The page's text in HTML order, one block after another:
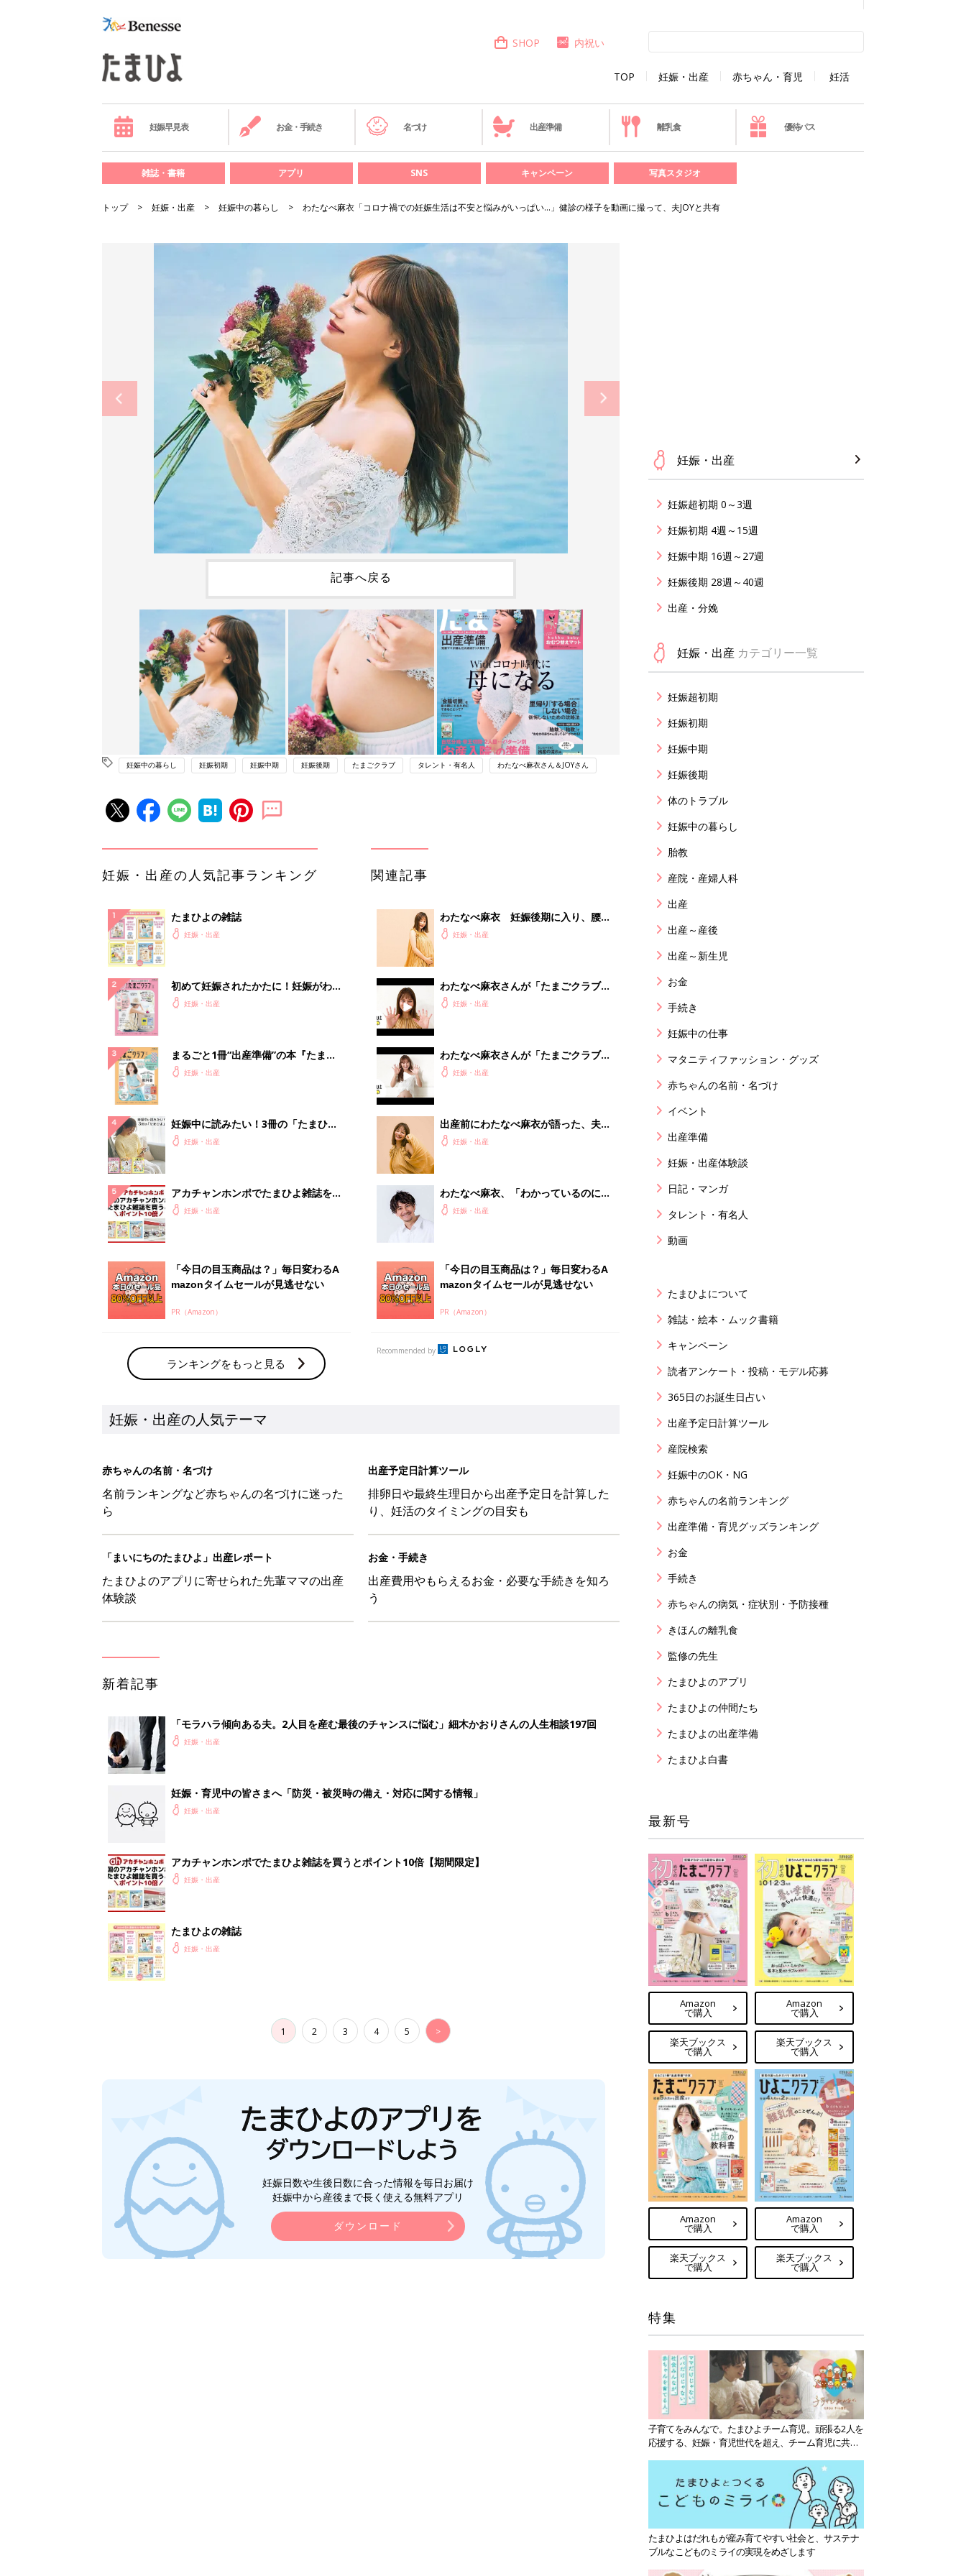
TOP 妊娠・出産 赤ちゃん・育児 妊活
SHOP 内祝い
妊娠早見表 お金・手続き 名づけ 出産準備 離乳食 優待パス
雑誌・書籍 アプリ SNS キャンペーン 写真スタジオ
トップ 妊娠・出産 妊娠中の暮らし わたなべ麻衣「コロナ禍での妊娠生活は不安と悩みがいっぱい…」健診の様子を動画に撮って、夫JOYと共有
記事へ戻る
妊娠中の暮らし 妊娠初期 妊娠中期 妊娠後期 たまごクラブ タレント・有名人 わたなべ麻衣さん＆JOYさん
妊娠・出産の人気記事ランキング
たまひよの雑誌
妊娠・出産
初めて妊娠されたかたに！妊娠がわか
ったら最初に読む本『初めてのたまご
妊娠・出産
まるごと1冊“出産準備”の本『たまご
クラブ 夏号』〈スペシャル大特集〉
妊娠・出産
妊娠中に読みたい！3冊の「たまひ
よ」妊娠・出産
アカチャンホンポでたまひよ雑誌を買
うとポイント10倍【期間限定】
妊娠・出産
「今日の目玉商品は？」毎日変わるA
mazonタイムセールが見逃せない
PR（Amazon）
ランキングをもっと見る
関連記事
わたなべ麻衣 妊娠後期に入り、腰痛
に。率先して家事をしてくれる夫、
妊娠・出産
わたなべ麻衣さんが「たまごクラブ」
2020年11月号表紙に登場！
妊娠・出産
わたなべ麻衣さんが「たまごクラブ」
2020年10月号表紙に登場！
妊娠・出産
出産前にわたなべ麻衣が語った、夫へ
の感謝「小さなウエアを見てJOYくん
妊娠・出産
わたなべ麻衣、「わかっているのに涙
がとまらない…」メンタル崩壊に夫の
妊娠・出産
「今日の目玉商品は？」毎日変わるA
mazonタイムセールが見逃せない
PR（Amazon）
Recommended by
妊娠・出産の人気テーマ
赤ちゃんの名前・名づけ
名前ランキングなど赤ちゃんの名づけに迷った
ら
出産予定日計算ツール
排卵日や最終生理日から出産予定日を計算した
り、妊活のタイミングの目安も
「まいにちのたまひよ」出産レポート
たまひよのアプリに寄せられた先輩ママの出産
体験談
お金・手続き
出産費用やもらえるお金・必要な手続きを知ろ
う
新着記事
「モラハラ傾向ある夫。2人目を産む最後のチャンスに悩む」細木かおりさんの人生相談197回
妊娠・出産
妊娠・育児中の皆さまへ「防災・被災時の備え・対応に関する情報」
妊娠・出産
アカチャンホンポでたまひよ雑誌を買うとポイント10倍【期間限定】
妊娠・出産
たまひよの雑誌
妊娠・出産
1 2 3 4 5 >
妊娠日数や生後日数に合った情報を毎日お届け
妊娠中から産後まで長く使える無料アプリ
ダウンロード
妊娠・出産
妊娠超初期 0～3週
妊娠初期 4週～15週
妊娠中期 16週～27週
妊娠後期 28週～40週
出産・分娩
妊娠・出産 カテゴリー一覧
妊娠超初期
妊娠初期
妊娠中期
妊娠後期
体のトラブル
妊娠中の暮らし
胎教
産院・産婦人科
出産
出産～産後
出産～新生児
お金
手続き
妊娠中の仕事
マタニティファッション・グッズ
赤ちゃんの名前・名づけ
イベント
出産準備
妊娠・出産体験談
日記・マンガ
タレント・有名人
動画
たまひよについて
雑誌・絵本・ムック書籍
キャンペーン
読者アンケート・投稿・モデル応募
365日のお誕生日占い
出産予定日計算ツール
産院検索
妊娠中のOK・NG
赤ちゃんの名前ランキング
出産準備・育児グッズランキング
お金
手続き
赤ちゃんの病気・症状別・予防接種
きほんの離乳食
監修の先生
たまひよのアプリ
たまひよの仲間たち
たまひよの出産準備
たまひよ白書
最新号
Amazon
で購入
楽天ブックス
で購入
Amazon
で購入
楽天ブックス
で購入
Amazon
で購入
楽天ブックス
で購入
Amazon
で購入
楽天ブックス
で購入
特集
子育てをみんなで。たまひよチーム育児。頑張る2人を
応援する、妊娠・育児世代を超え、チーム育児に共感
たまひよはだれもが産み育てやすい社会と、サステナ
ブルなこどものミライの実現をめざします